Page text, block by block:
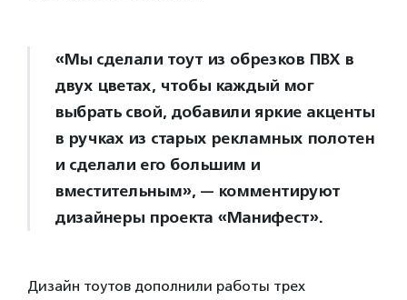
«Мы сделали тоут из обрезков ПВХ в
двух цветах, чтобы каждый мог
выбрать свой, добавили яркие акценты
в ручках из старых рекламных полотен
и сделали его большим и
вместительным», — комментируют
дизайнеры проекта «Манифест».
Дизайн тоутов дополнили работы трех